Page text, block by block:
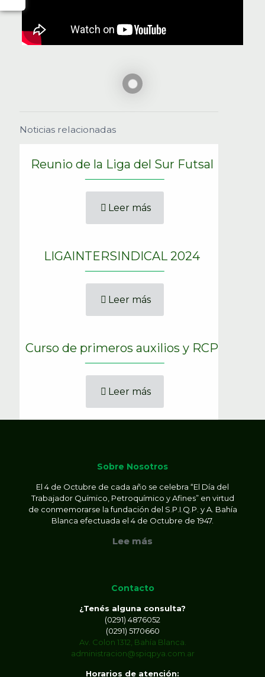
Noticias relacionadas
Reunio de la Liga del Sur Futsal
Leer más
LIGAINTERSINDICAL 2024
Leer más
Curso de primeros auxilios y RCP
Leer más
Sobre Nosotros
El 4 de Octubre de cada año se celebra “El Día del
Trabajador Químico, Petroquímico y Afines” en virtud
de conmemorarse la fundación del S.P.I.Q.P. y A. Bahía
Blanca efectuada el 4 de Octubre de 1947.
Lee más
Contacto
¿Tenés alguna consulta?
(0291) 4876052
(0291) 5170660
Av. Colon 1312, Bahía Blanca.
administracion@spiqpya.com.ar
Horarios de atención: